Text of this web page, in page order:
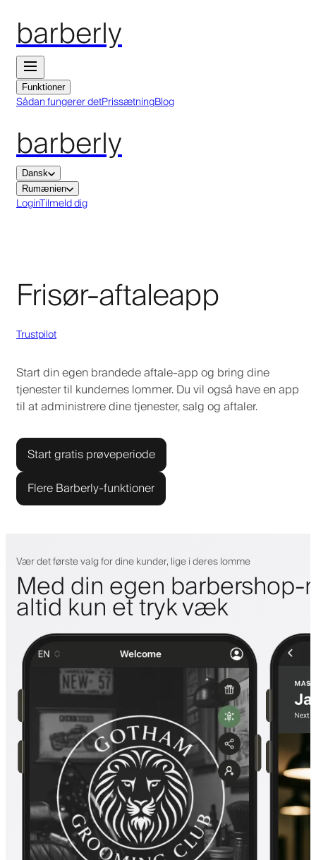
barberly
Funktioner
Sådan fungerer detPrissætningBlog
barberly
Dansk
Rumænien
LoginTilmeld dig
Frisør-aftaleapp
Trustpilot
Start din egen brandede aftale-app og bring dine
tjenester til kundernes lommer. Du vil også have en app
til at administrere dine tjenester, salg og aftaler.
Start gratis prøveperiode
Flere Barberly-funktioner
Vær det første valg for dine kunder, lige i deres lomme
Med din egen
altid kun et tryk væk